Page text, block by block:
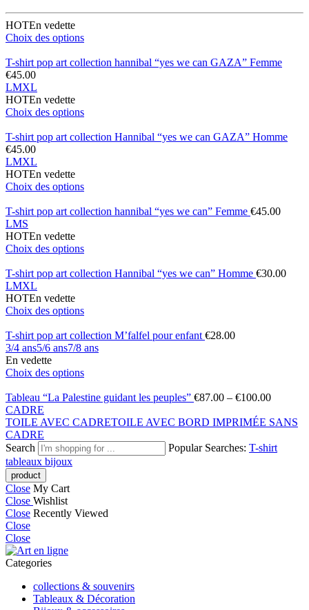
HOTEn vedette
Choix des options
T-shirt pop art collection hannibal “yes we can GAZA” Femme
€45.00
LMXL
HOTEn vedette
Choix des options
T-shirt pop art collection Hannibal “yes we can GAZA” Homme
€45.00
LMXL
HOTEn vedette
Choix des options
T-shirt pop art collection hannibal “yes we can” Femme €45.00
LMS
HOTEn vedette
Choix des options
T-shirt pop art collection Hannibal “yes we can” Homme €30.00
LMXL
HOTEn vedette
Choix des options
T-shirt pop art collection M’falfel pour enfant €28.00
3/4 ans5/6 ans7/8 ans
En vedette
Choix des options
Tableau “La Palestine guidant les peuples” €87.00 – €100.00
CADRE
TOILE AVEC CADRETOILE AVEC BORD IMPRIMÉE SANS
CADRE
Search
Popular Searches: T-shirt
tableaux bijoux
Close My Cart
Close Wishlist
Close Recently Viewed
Close
Close
Categories
collections & souvenirs
Tableaux & Décoration